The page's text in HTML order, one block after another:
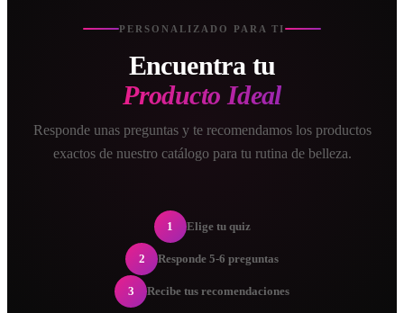
PERSONALIZADO PARA TI
Encuentra tu
Producto Ideal
Responde unas preguntas y te recomendamos los productos
exactos de nuestro catálogo para tu rutina de belleza.
1 Elige tu quiz
2 Responde 5-6 preguntas
3 Recibe tus recomendaciones